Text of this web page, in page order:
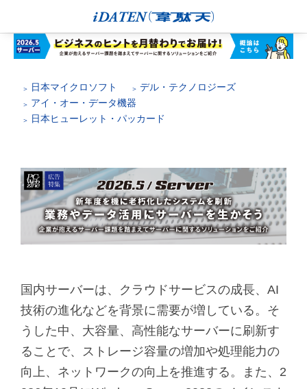
日本マイクロソフト
デル・テクノロジーズ
アイ・オー・データ機器
日本ヒューレット・パッカード
国内サーバーは、クラウドサービスの成長、AI
技術の進化などを背景に需要が増している。そ
うした中、大容量、高性能なサーバーに刷新す
ることで、ストレージ容量の増加や処理能力の
向上、ネットワークの向上を推進する。また、2